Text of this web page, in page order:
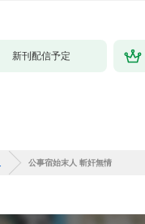
新刊配信予定
公事宿始末人 斬奸無情